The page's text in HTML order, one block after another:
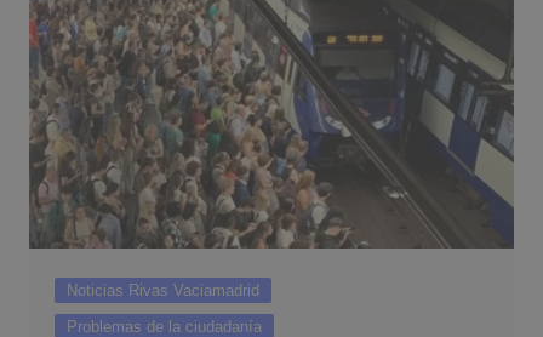
Noticias Rivas Vaciamadrid
Problemas de la ciudadanía